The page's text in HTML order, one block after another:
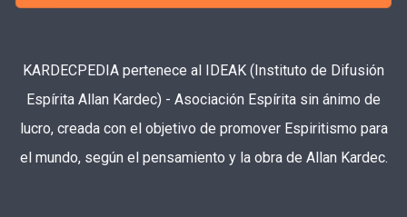
KARDECPEDIA pertenece al IDEAK (Instituto de Difusión
Espírita Allan Kardec) - Asociación Espírita sin ánimo de
lucro, creada con el objetivo de promover Espiritismo para
el mundo, según el pensamiento y la obra de Allan Kardec.